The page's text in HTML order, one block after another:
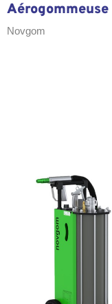
Aérogommeuse
Novgom